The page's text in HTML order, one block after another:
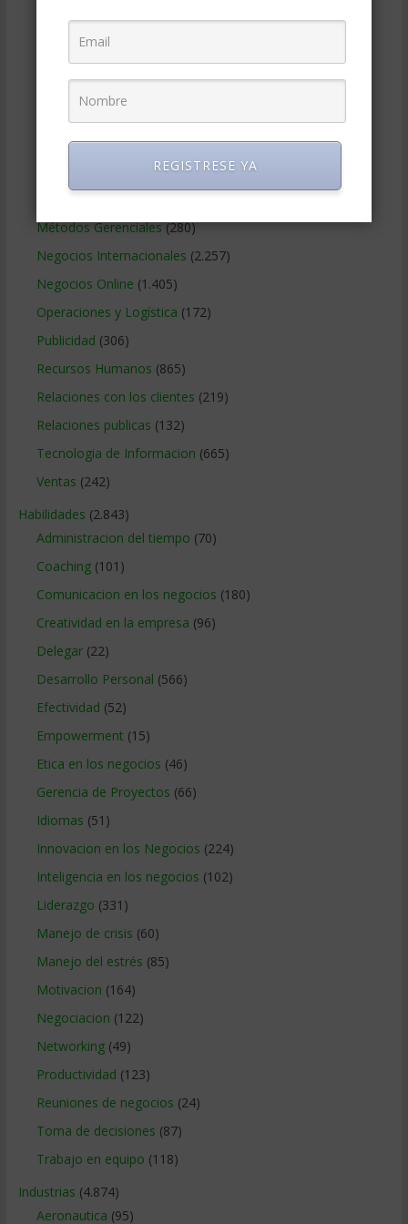
Finanzas Corporativas
Gerencia social y ambiental(223)
(125)
Métodos Gerenciales(280)
Negocios Internacionales (2.257)
Negocios Online (1.405)
Operaciones y Logística (172)
Publicidad (306)
Recursos Humanos (865)
Relaciones con los clientes (219)
Relaciones publicas (132)
Tecnologia de Informacion (665)
Ventas (242)
Habilidades (2.843)
Administracion del tiempo (70)
Coaching(101)
Comunicacion en los negocios (180)
Creatividad en la empresa (96)
Delegar(22)
Desarrollo Personal (566)
Efectividad (52)
Empowerment (15)
Etica en los negocios (46)
Gerencia de Proyectos (66)
Idiomas (51)
Innovacion en los Negocios (224)
Inteligencia en los negocios (102)
Liderazgo (331)
Manejo de crisis (60)
Manejo del estrés (85)
Motivacion (164)
Negociacion (122)
Networking(49)
Productividad (123)
Reuniones de negocios (24)
Toma de decisiones (87)
Trabajo en equipo (118)
Industrias (4.874)
Aeronautica (95)
REGISTRESE YA